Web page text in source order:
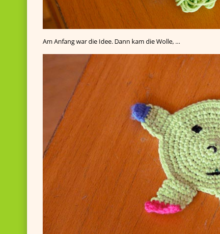
Am Anfang war die Idee. Dann kam die Wolle, …